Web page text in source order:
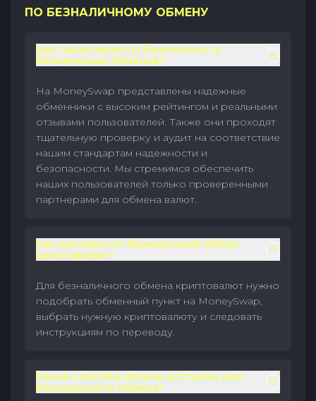
ПО БЕЗНАЛИЧНОМУ ОБМЕНУ
Как гарантируется безопасность
безналичных обменов?
На MoneySwap представлены надежные
обменники с высоким рейтингом и реальными
отзывами пользователей. Также они проходят
тщательную проверку и аудит на соответствие
нашим стандартам надежности и
безопасности. Мы стремимся обеспечить
наших пользователей только проверенными
партнерами для обмена валют.
Как произвести безналичный обмен
криптовалют?
Для безналичного обмена криптовалют нужно
подобрать обменный пункт на MoneySwap,
выбрать нужную криптовалюту и следовать
инструкциям по переводу.
Какие способы оплаты доступны для
безналичного обмена?